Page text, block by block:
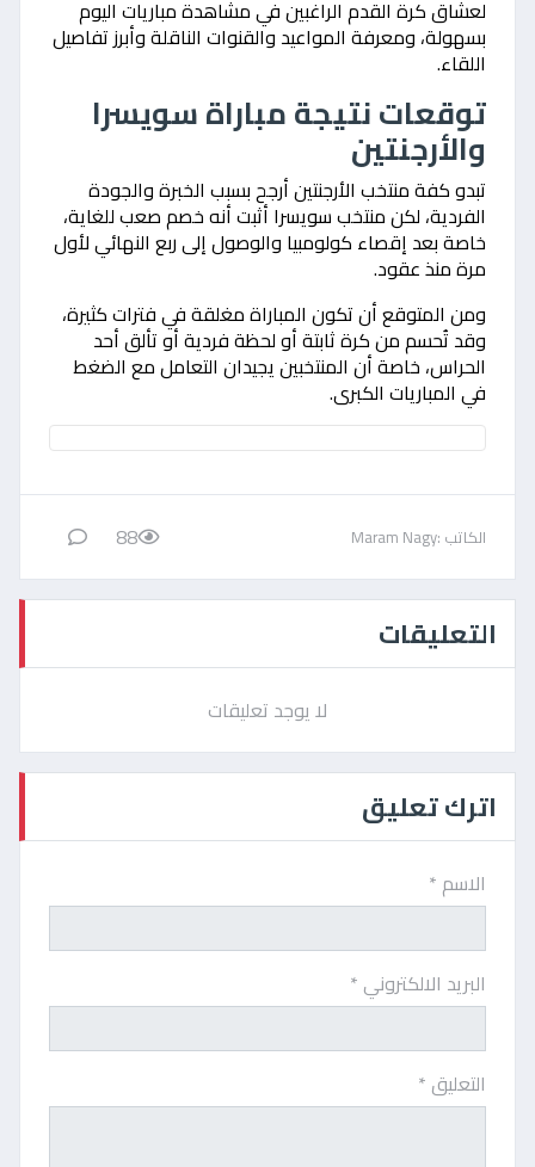
لعشاق كرة القدم الراغبين في مشاهدة مباريات اليوم
بسهولة، ومعرفة المواعيد والقنوات الناقلة وأبرز تفاصيل
اللقاء.
توقعات نتيجة مباراة سويسرا
والأرجنتين
تبدو كفة منتخب الأرجنتين أرجح بسبب الخبرة والجودة
الفردية، لكن منتخب سويسرا أثبت أنه خصم صعب للغاية،
خاصة بعد إقصاء كولومبيا والوصول إلى ربع النهائي لأول
مرة منذ عقود.
ومن المتوقع أن تكون المباراة مغلقة في فترات كثيرة،
وقد تُحسم من كرة ثابتة أو لحظة فردية أو تألق أحد
الحراس، خاصة أن المنتخبين يجيدان التعامل مع الضغط
في المباريات الكبرى.
الكاتب :Maram Nagy 88
التعليقات
لا يوجد تعليقات
اترك تعليق
الاسم *
البريد الالكتروني *
التعليق *